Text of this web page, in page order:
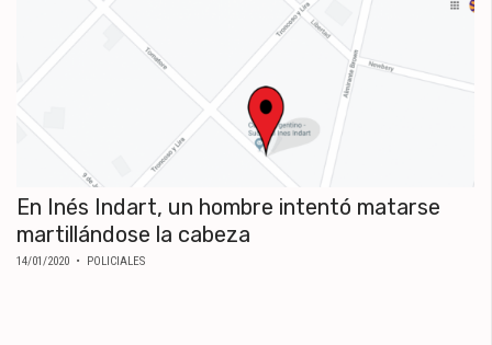
En Inés Indart, un hombre intentó matarse
martillándose la cabeza
14/01/2020 • POLICIALES